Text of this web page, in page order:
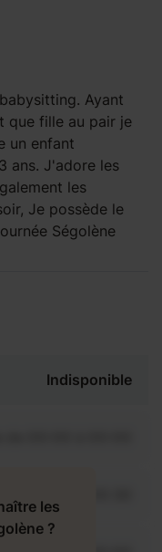
Ayant
que fille au pair je
un enfant
ans. J'adore les
les
Je possède le
Ségolène
Indisponible
les
?